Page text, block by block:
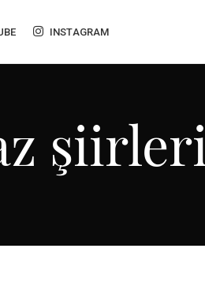
INSTAGRAM
şiirleri